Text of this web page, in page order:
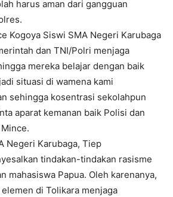
harus aman dari gangguan
Kogoya Siswi SMA Negeri Karubaga
dan TNI/Polri menjaga
mereka belajar dengan baik
situasi di wamena kami
sehingga kosentrasi sekolahpun
aparat kemanan baik Polisi dan
Negeri Karubaga, Tiep
tindakan-tindakan rasisme
mahasiswa Papua. Oleh karenanya,
di Tolikara menjaga